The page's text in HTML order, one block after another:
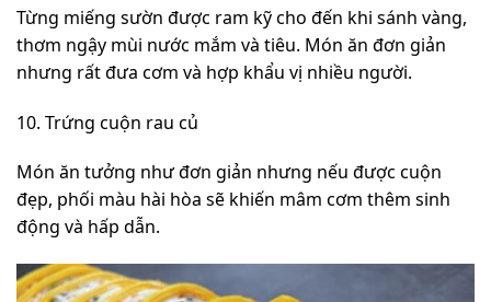
Từng miếng sườn được ram kỹ cho đến khi sánh vàng,
thơm ngậy mùi nước mắm và tiêu. Món ăn đơn giản
nhưng rất đưa cơm và hợp khẩu vị nhiều người.
10. Trứng cuộn rau củ
Món ăn tưởng như đơn giản nhưng nếu được cuộn
đẹp, phối màu hài hòa sẽ khiến mâm cơm thêm sinh
động và hấp dẫn.